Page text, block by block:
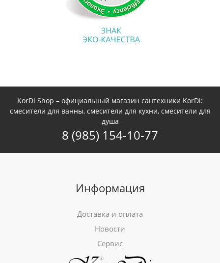
KorDi Shop – официальный магазин сантехники KorDi:
смесители для ванны, смесители для кухни, смесители для
душа
8 (985) 154-10-77
Информация
Доставка и оплата
Новости
Сервис